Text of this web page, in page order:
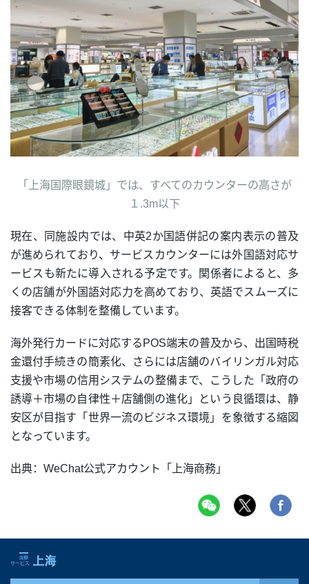
「上海国際眼鏡城」では、すべてのカウンターの高さが
１.3m以下
現在、同施設内では、中英2か国語併記の案内表示の普及
が進められており、サービスカウンターには外国語対応サ
ービスも新たに導入される予定です。関係者によると、多
くの店舗が外国語対応力を高めており、英語でスムーズに
接客できる体制を整備しています。
海外発行カードに対応するPOS端末の普及から、出国時税
金還付手続きの簡素化、さらには店舗のバイリンガル対応
支援や市場の信用システムの整備まで、こうした「政府の
誘導＋市場の自律性＋店舗側の進化」という良循環は、静
安区が目指す「世界一流のビジネス環境」を象徴する縮図
となっています。
出典：WeChat公式アカウント「上海商務」